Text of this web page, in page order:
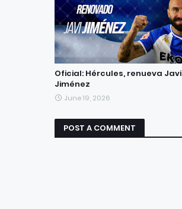
Oficial: Hércules, renueva Javi
Jiménez
June 19, 2026
POST A COMMENT